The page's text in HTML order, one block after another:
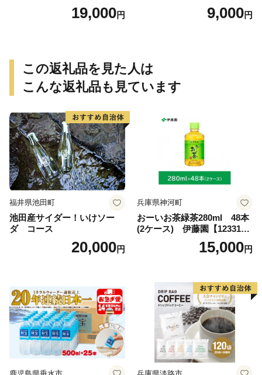
19,000円
琲ブレンド珈琲飲み比べセッ
9,000円
この返礼品を見た人は
こんな返礼品も見ています
福井県池田町
池田産サイダー！いけソー
ダ コース
20,000円
兵庫県神河町
おーいお茶緑茶280ml 48本
(2ケース) 伊藤園【123317
15,000円